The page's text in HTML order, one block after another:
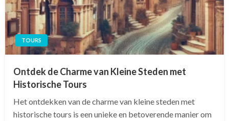
TOURS
Ontdek de Charme van Kleine Steden met
Historische Tours
Het ontdekken van de charme van kleine steden met
historische tours is een unieke en betoverende manier om